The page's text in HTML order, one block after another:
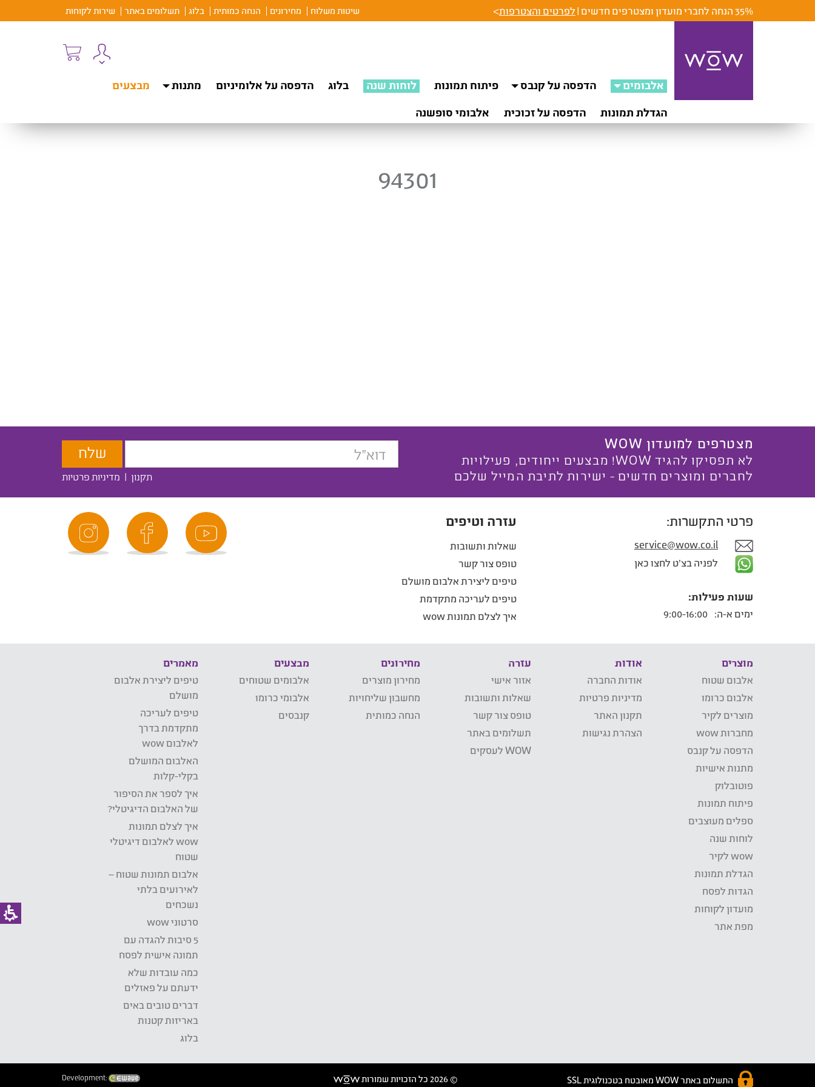
35% הנחה לחברי מועדון ומצטרפים חדשים | לפרטים והצטרפות> שיטות משלוח מחירונים הנחה כמותית בלוג תשלומים באתר שירות לקוחות
אלבומים הדפסה על קנבס פיתוח תמונות לוחות שנה בלוג הדפסה על אלומיניום מתנות
מבצעים
הגדלת תמונות
הדפסה על זכוכית אלבומי סופשנה
94301
מצטרפים למועדון WOW
לא תפסיקו להגיד WOW! מבצעים ייחודים, פעילויות
לחברים ומוצרים חדשים - ישירות לתיבת המייל שלכם
תקנון | מדיניות פרטיות
פרטי התקשרות:
service@wow.co.il
לפניה בצ'ט לחצו כאן
שעות פעילות:
ימים א-ה:
עזרה וטיפים
שאלות ותשובות
טופס צור קשר
טיפים ליצירת אלבום מושלם
טיפים לעריכה מתקדמת
איך לצלם תמונות wow
מוצרים
אלבום שטוח
אלבום כרומו
מוצרים לקיר
מחברות wow
הדפסה על קנבס
מתנות אישיות
פוטובלוק
פיתוח תמונות
ספלים מעוצבים
לוחות שנה
wow לקיר
הגדלת תמונות
הגדות לפסח
מועדון לקוחות
מפת אתר
אודות
אודות החברה
מדיניות פרטיות
תקנון האתר
הצהרת נגישות
עזרה
אזור אישי
שאלות ותשובות
טופס צור קשר
תשלומים באתר
WOW לעסקים
מחירונים
מחירון מוצרים
מחשבון שליחויות
הנחה כמותית
מבצעים
אלבומים שטוחים
אלבומי כרומו
קנבסים
מאמרים
טיפים ליצירת אלבום
מושלם
טיפים לעריכה
מתקדמת בדרך
לאלבום wow
האלבום המושלם
בקלי-קלות
איך לספר את הסיפור
של האלבום הדיגיטלי?
איך לצלם תמונות
wow לאלבום דיגיטלי
שטוח
אלבום תמונות שטוח –
לאירועים בלתי
נשכחים
סרטוני wow
5 סיבות להגדה עם
תמונה אישית לפסח
כמה עובדות שלא
ידעתם על פאזלים
דברים טובים באים
באריזות קטנות
בלוג
התשלום באתר WOW מאובטח בטכנולוגית SSL © 2026 כל הזכויות שמורות Development: